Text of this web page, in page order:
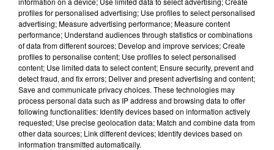
1er août 2026
PODCAST : L’HIPPODROME DE ROCHEFORT-SUR-LOIRE PRÊT À
RETROUVER SON...
profiles for personalised advertising; Use profiles to select personalised
advertising; Measure advertising performance; Measure content
performance; Understand audiences through statistics or combinations
of data from different sources; Develop and improve services; Create
profiles to personalise content; Use profiles to select personalised
content; Use limited data to select content; Ensure security, prevent and
detect fraud, and fix errors; Deliver and present advertising and content;
Save and communicate privacy choices. These technologies may
process personal data such as IP address and browsing data to offer
following functionalities: Identify devices based on information actively
requested; Use precise geolocation data; Match and combine data from
other data sources; Link different devices; Identify devices based on
information transmitted automatically.